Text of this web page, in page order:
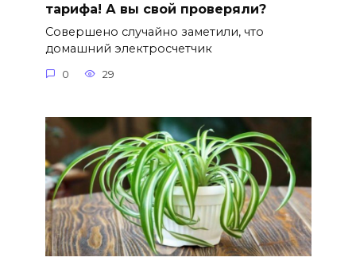
тарифа! А вы свой проверяли?
Совершено случайно заметили, что
домашний электросчетчик
0 29